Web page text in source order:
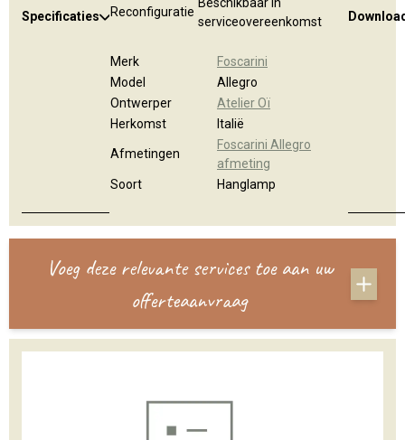
Specificaties Reconfiguratie
serviceovereenkomst
Merk
Foscarini
Model
Allegro
Ontwerper
Atelier Oï
Herkomst
Italië
Afmetingen
Foscarini Allegro
afmeting
Soort
Hanglamp
Voeg deze relevante services toe aan uw
offerteaanvraag